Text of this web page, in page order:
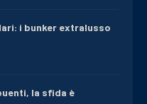
i bunker extralusso
la sfida è